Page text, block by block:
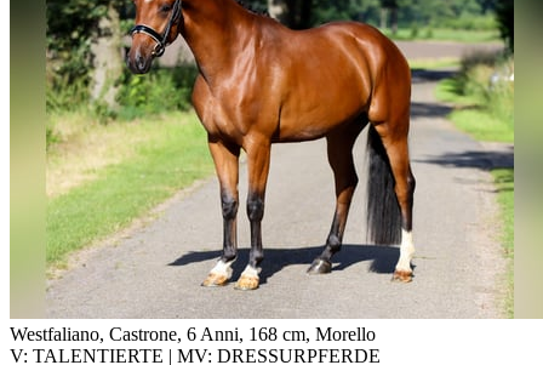
Westfaliano, Castrone, 6 Anni, 168 cm, Morello
V: TALENTIERTE | MV: DRESSURPFERDE